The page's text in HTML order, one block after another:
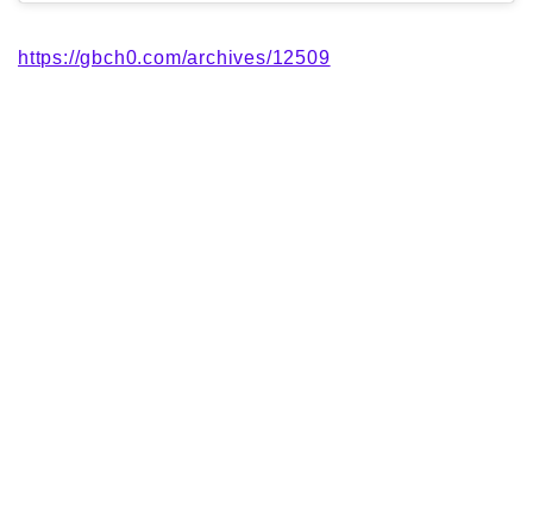
https://gbch0.com/archives/12509